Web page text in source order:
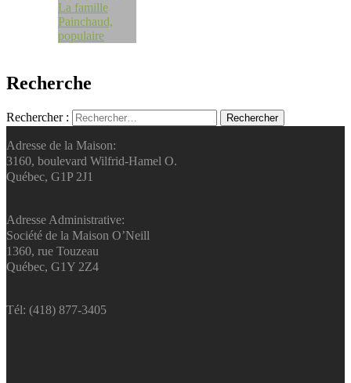
Recherche
Rechercher :
Adresse de la Maison:
3160, boulevard Wilfrid-Hamel O.
Québec, G1P 2J1
Adresse Administrative:
Société de la Maison O’Neill
1360, rue Touzeau
Québec, G1Y 2Z4
Tél: (418) 877-3405